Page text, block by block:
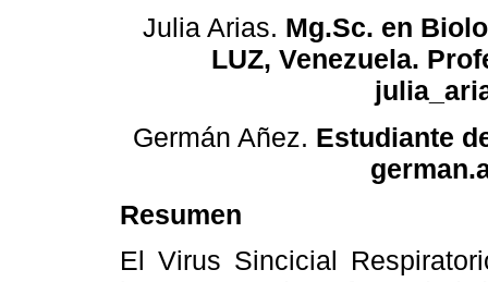
Julia Arias. Mg.Sc. en
LUZ, Venezuela.
Germán Añez. Estudiante
Resumen
El Virus Sincicial